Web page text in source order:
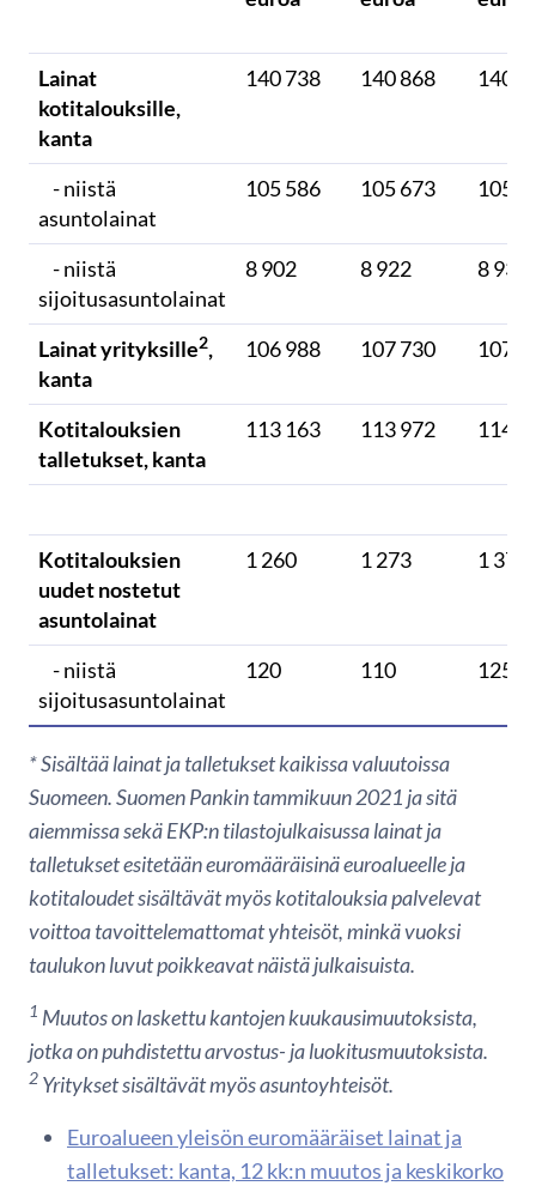
Lainat
kotitalouksille,
kanta
140 738 140 868 140
- niistä
asuntolainat
105 586 105 673 105
- niistä
sijoitusasuntolainat
8 902 8 922 8 932
Lainat yrityksille2,
kanta
106 988 107 730 107
Kotitalouksien
talletukset, kanta
113 163 113 972 114
Kotitalouksien
uudet nostetut
asuntolainat
1 260 1 273 1 377
- niistä
sijoitusasuntolainat
120 110 125
* Sisältää lainat ja talletukset kaikissa valuutoissa
Suomeen. Suomen Pankin tammikuun 2021 ja sitä
aiemmissa sekä EKP:n tilastojulkaisussa lainat ja
talletukset esitetään euromääräisinä euroalueelle ja
kotitaloudet sisältävät myös kotitalouksia palvelevat
voittoa tavoittelemattomat yhteisöt, minkä vuoksi
taulukon luvut poikkeavat näistä julkaisuista.
1 Muutos on laskettu kantojen kuukausimuutoksista,
jotka on puhdistettu arvostus- ja luokitusmuutoksista.
2 Yritykset sisältävät myös asuntoyhteisöt.
Euroalueen yleisön euromääräiset lainat ja
talletukset: kanta, 12 kk:n muutos ja keskikorko